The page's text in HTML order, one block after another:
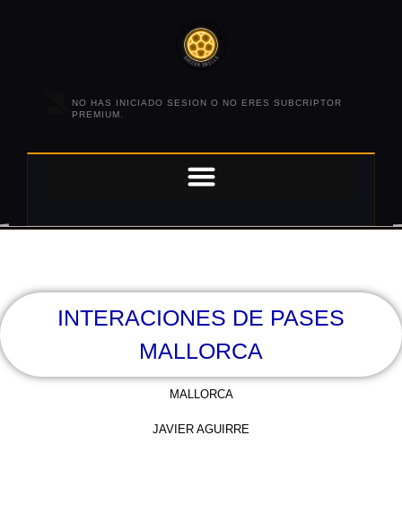
NO HAS INICIADO SESION O NO ERES SUBCRIPTOR
PREMIUM.
INTERACIONES DE PASES
MALLORCA
MALLORCA
JAVIER AGUIRRE